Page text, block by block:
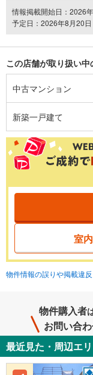
情報掲載開始日：2026
予定日：2026年8月20日
この店舗が取り扱い中
中古マンション
新築一戸建て
室
物件情報の誤りや掲載違
物件購入者
お問い合
最近見た・周辺エ